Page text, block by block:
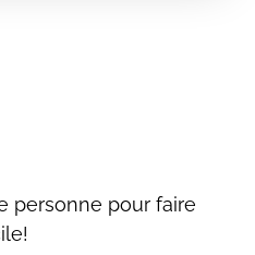
personne pour faire